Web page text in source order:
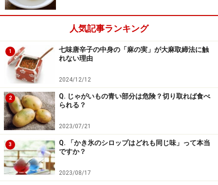
人気記事ランキング
1
七味唐辛子の中身の「麻の実」が大麻取締法に触
れない理由
2024/12/12
2
Q. じゃがいもの青い部分は危険？切り取れば食べ
られる？
2023/07/21
3
Q. 「かき氷のシロップはどれも同じ味」って本当
ですか？
2023/08/17